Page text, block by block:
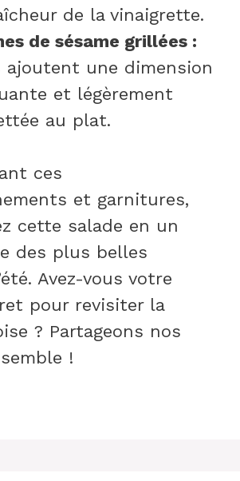
de la vinaigrette.
de sésame grillées :
ajoutent une dimension
et légèrement
au plat.
ces
et garnitures,
cette salade en un
des plus belles
Avez-vous votre
pour revisiter la
? Partageons nos
!